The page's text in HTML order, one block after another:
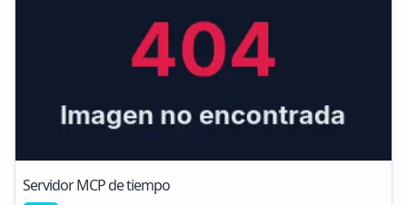
Servidor MCP de tiempo